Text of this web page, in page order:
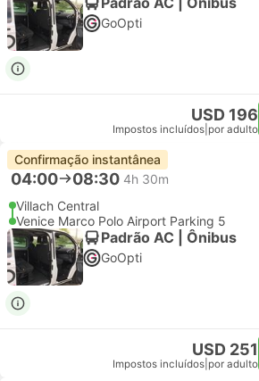
GoOpti
USD 196
Impostos incluídos por adulto
Confirmação instantânea
04:00 08:30 4h 30m
Villach Central
Venice Marco Polo Airport Parking 5
Padrão AC | Ônibus
GoOpti
USD 251
Impostos incluídos por adulto